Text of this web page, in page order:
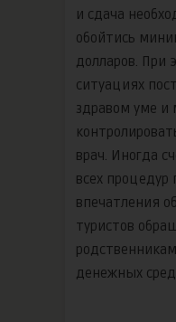
и сдача
обойтись
долларов. При
ситуациях
здравом уме и
врач. Иногда
всех
впечатления
туристов
денежных